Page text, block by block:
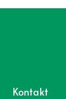
Kontakt